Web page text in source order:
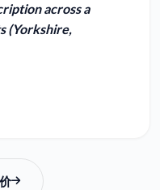
across a
(Yorkshire,